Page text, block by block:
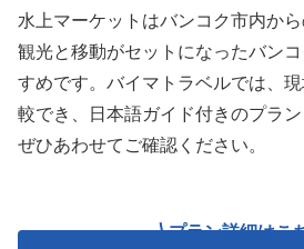
水上マーケットはバンコク市内から
観光と移動がセットになったバン
すめです。バイマトラベルでは、
較でき、日本語ガイド付きのプラン
ぜひあわせてご確認ください。
プラン詳細はこ